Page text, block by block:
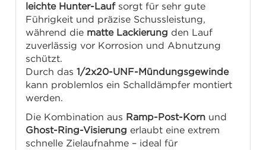
leichte Hunter-Laufsorgt für sehr gute
Führigkeit und präzise Schussleistung,
während die matte Lackierung den Lauf
zuverlässig vor Korrosion und Abnutzung
schützt.
Durch das1/2x20-UNF-Mündungsgewinde
kann problemlos ein Schalldämpfer montiert
werden.
Die Kombination aus Ramp-Post-Korn und
Ghost-Ring-Visierung erlaubt eine extrem
schnelle Zielaufnahme – ideal für